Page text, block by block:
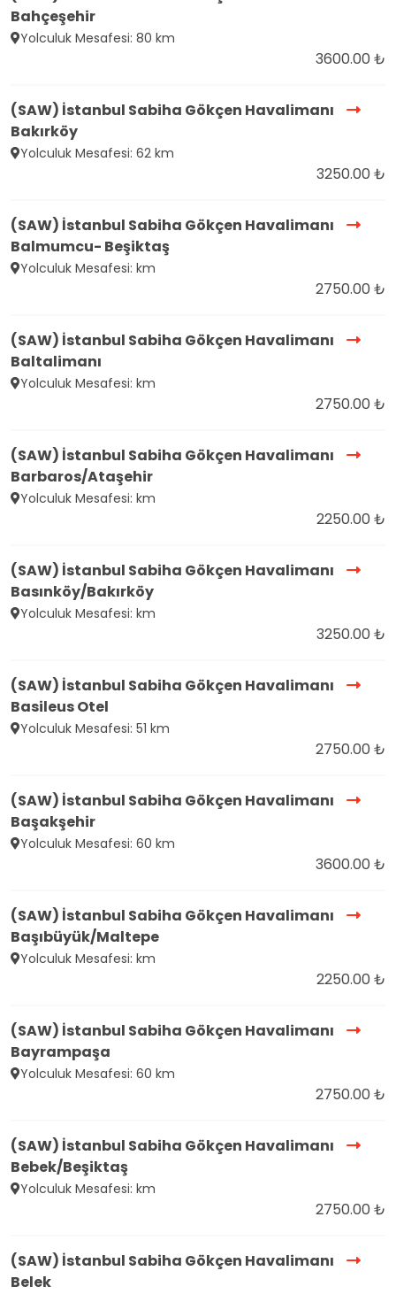
Bahçeşehir
Yolculuk Mesafesi: 80 km
3600.00 ₺
(SAW) İstanbul Sabiha Gökçen Havalimanı
Bakırköy
Yolculuk Mesafesi: 62 km
3250.00 ₺
(SAW) İstanbul Sabiha Gökçen Havalimanı
Balmumcu- Beşiktaş
Yolculuk Mesafesi: km
2750.00 ₺
(SAW) İstanbul Sabiha Gökçen Havalimanı
Baltalimanı
Yolculuk Mesafesi: km
2750.00 ₺
(SAW) İstanbul Sabiha Gökçen Havalimanı
Barbaros/Ataşehir
Yolculuk Mesafesi: km
2250.00 ₺
(SAW) İstanbul Sabiha Gökçen Havalimanı
Basınköy/Bakırköy
Yolculuk Mesafesi: km
3250.00 ₺
(SAW) İstanbul Sabiha Gökçen Havalimanı
Basileus Otel
Yolculuk Mesafesi: 51 km
2750.00 ₺
(SAW) İstanbul Sabiha Gökçen Havalimanı
Başakşehir
Yolculuk Mesafesi: 60 km
3600.00 ₺
(SAW) İstanbul Sabiha Gökçen Havalimanı
Başıbüyük/Maltepe
Yolculuk Mesafesi: km
2250.00 ₺
(SAW) İstanbul Sabiha Gökçen Havalimanı
Bayrampaşa
Yolculuk Mesafesi: 60 km
2750.00 ₺
(SAW) İstanbul Sabiha Gökçen Havalimanı
Bebek/Beşiktaş
Yolculuk Mesafesi: km
2750.00 ₺
(SAW) İstanbul Sabiha Gökçen Havalimanı
Belek